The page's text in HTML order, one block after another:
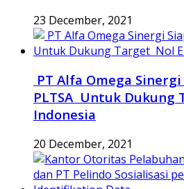
23 December, 2021
PT Alfa Omega
PLTSA Untuk Dukung
Indonesia
20 December, 2021